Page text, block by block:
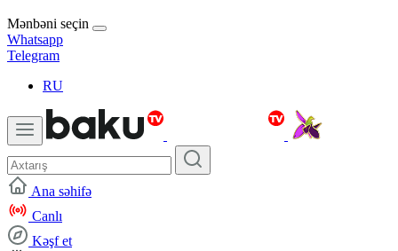
Mənbəni seçin
Whatsapp
Telegram
RU
Ana səhifə
Canlı
Kəşf et